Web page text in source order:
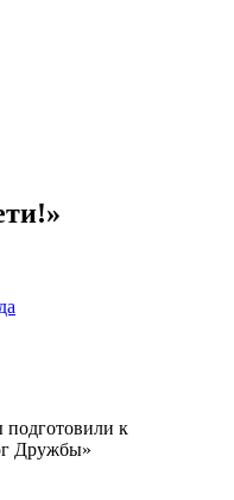
подготовили к
Дружбы»